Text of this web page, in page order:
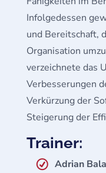
Infolgedessen
und Bereitschaft,
Organisation
verzeichnete das
Verbesserungen
Verkürzung der
Steigerung der
Trainer:
Adrian Bala